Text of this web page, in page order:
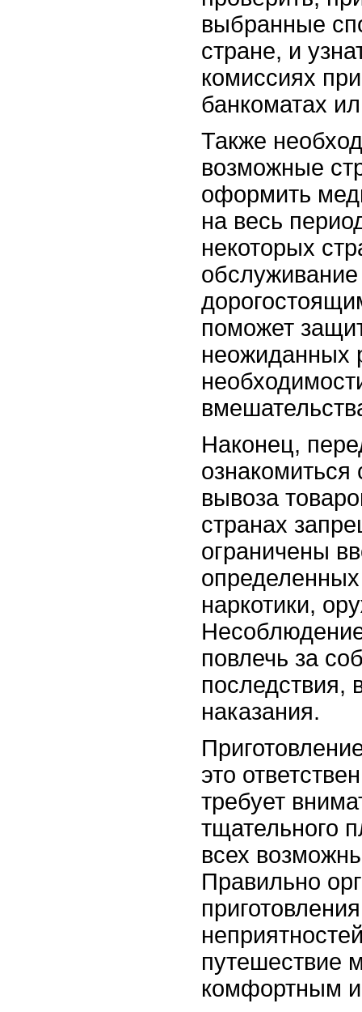
выбранные
стране, и
комиссиях
банкоматах
Также
возможные
оформить
на весь
некоторых
поможет
неожиданных
Наконец,
вывоза
странах
ограничены
определенных
наркотики,
повлечь за
последствия,
наказания.
это
требует
тщательного
всех
Правильно
путешествие
комфортным